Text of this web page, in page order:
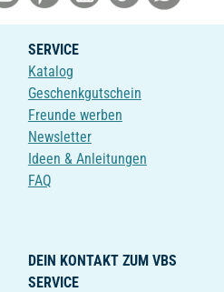
SERVICE
Katalog
Geschenkgutschein
Freunde werben
Newsletter
Ideen & Anleitungen
FAQ
DEIN KONTAKT ZUM VBS
SERVICE